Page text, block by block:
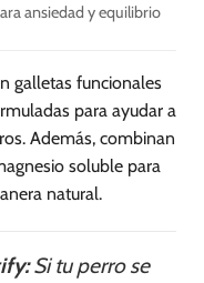
ansiedad y equilibrio
galletas funcionales
para ayudar a
Además, combinan
soluble para
natural.
Si tu perro se